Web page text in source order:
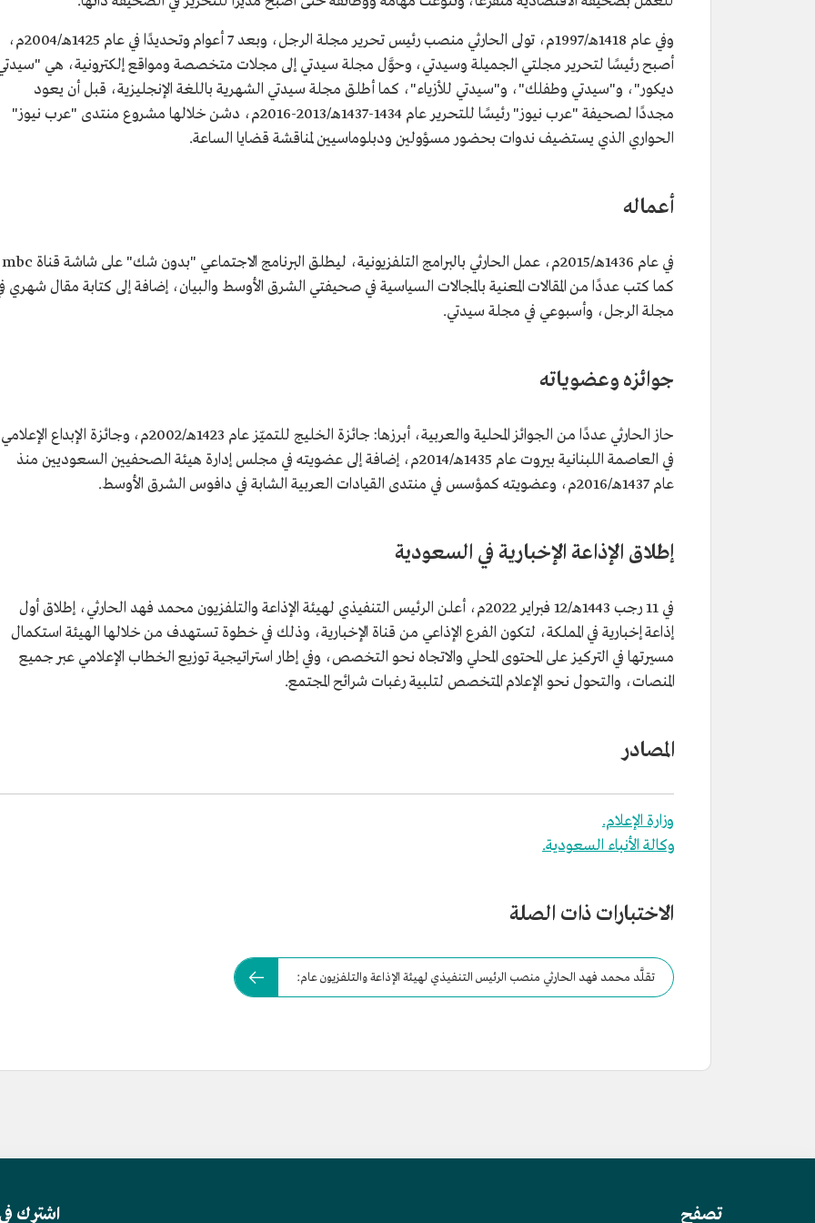
المنصب الحالي
الرئيس التنفيذي لهيئة الإذاعة والتلفزيون.
تاريخ التعيين
2020م.
المؤهلات العلمية
البكالوريوس في الهندسة المعمارية.
الماجستير في الصحافة الدولية.
مناصب سابقة
رئيس تحرير مجلة الرجل.
رئيس تحرير مجلتي سيدتي والجميلة.
رئيس تحرير صحيفة "عرب نيوز".
وفي عام 1418هـ/1997م، تولى الحارثي منصب رئيس تحرير مجلة الرجل، وبعد 7 أعوام وتحديدًا في عام 1425هـ/2004م،
أصبح رئيسًا لتحرير مجلتي الجميلة وسيدتي، وحوَّل مجلة سيدتي إلى مجلات متخصصة ومواقع إلكترونية، هي
ديكور"، و"سيدتي وطفلك"، و"سيدتي للأزياء"، كما أطلق مجلة سيدتي الشهرية باللغة الإنجليزية، قبل أن يعود
مجددًا لصحيفة "عرب نيوز" رئيسًا للتحرير عام 1434-1437هـ/2013-2016م، دشن خلالها مشروع منتدى "عرب نيوز"
الحواري الذي يستضيف ندوات بحضور مسؤولين ودبلوماسيين لمناقشة قضايا الساعة.
أعماله
كما كتب عددًا من المقالات المعنية بالمجالات السياسية في صحيفتي الشرق الأوسط والبيان، إضافة إلى كتابة مقال شهري
مجلة الرجل، وأسبوعي في مجلة سيدتي.
جوائزه وعضوياته
حاز الحارثي عددًا من الجوائز المحلية والعربية، أبرزها: جائزة الخليج للتميّز عام 1423هـ/2002م، وجائزة الإبداع الإعلامي
في العاصمة اللبنانية بيروت عام 1435هـ/2014م، إضافة إلى عضويته في مجلس إدارة هيئة الصحفيين السعوديين منذ
عام 1437هـ/2016م، وعضويته كمؤسس في منتدى القيادات العربية الشابة في دافوس الشرق الأوسط.
إطلاق الإذاعة الإخبارية في السعودية
في 11 رجب 1443هـ/12 فبراير 2022م، أعلن الرئيس التنفيذي لهيئة الإذاعة والتلفزيون محمد فهد الحارثي، إطلاق أول
إذاعة إخبارية في المملكة، لتكون الفرع الإذاعي من قناة الإخبارية، وذلك في خطوة تستهدف من خلالها الهيئة استكمال
مسيرتها في التركيز على المحتوى المحلي والاتجاه نحو التخصص، وفي إطار استراتيجية توزيع الخطاب الإعلامي عبر جميع
المنصات، والتحول نحو الإعلام المتخصص لتلبية رغبات شرائح المجتمع.
المصادر
وزارة الإعلام.
وكالة الأنباء السعودية.
الاختبارات ذات الصلة
تقلَّد محمد فهد الحارثي منصب الرئيس التنفيذي لهيئة الإذاعة والتلفزيون عام:
تصفح اشترك